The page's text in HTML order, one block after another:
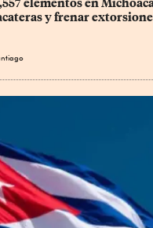
elementos en
y frenar